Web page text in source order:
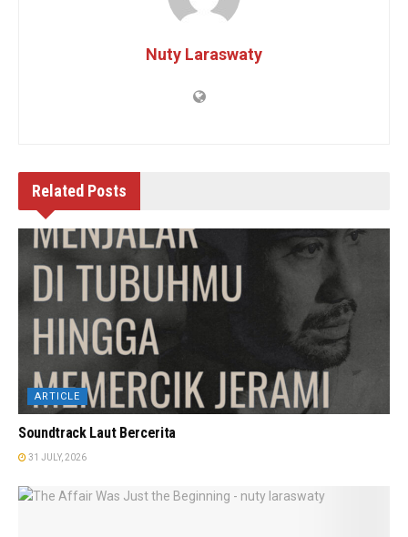
Nuty Laraswaty
Related Posts
ARTICLE
Soundtrack Laut Bercerita
31 JULY, 2026